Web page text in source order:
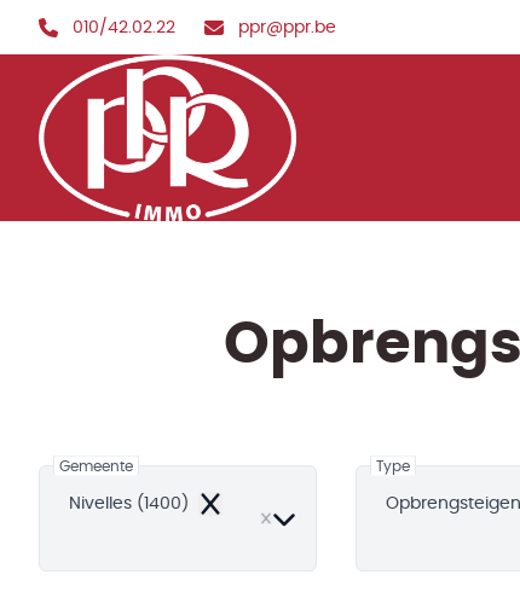
Ga naar hoofdinhoud
010/42.02.22 ppr@ppr.be
Gemeente
Nivelles (1400)
Remove
Type